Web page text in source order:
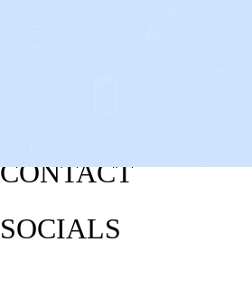
CONTACT
SOCIALS